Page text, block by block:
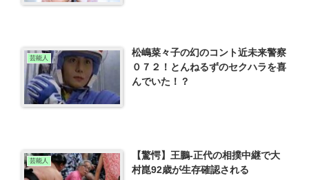
芸能人
松嶋菜々子の幻のコント近未来警察
０７２！とんねるずのセクハラを喜
んでいた！？
芸能人
【驚愕】王鵬-正代の相撲中継で大
村崑92歳が生存確認される